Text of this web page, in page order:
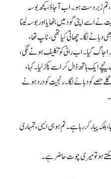
تم زبردست ہو۔ اب آجاؤ، کچھ بوسہ
اسے اپنی گود میں بٹھایا اور بوسہ لینا
لگا۔ چھاتی کیا تھی، ٹاپ تھا،
جاگ گیا۔ اب رانی کو تکلیف ہونے لگی،
ایک ہاتھ ڈال کر اسے پکڑ لیا۔ کہا،
حصے کو دبانے لگا۔ رنجیت کو درد ہونے
پیار کر رہا ہے۔ تم ہو ہی ایسی، تمہاری
سکتے ہو تو میری چوت حاضر ہے۔